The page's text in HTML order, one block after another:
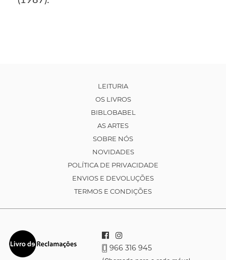
LEITURIA
OS LIVROS
BIBLOBABEL
AS ARTES
SOBRE NÓS
NOVIDADES
POLÍTICA DE PRIVACIDADE
ENVIOS E DEVOLUÇÕES
TERMOS E CONDIÇÕES
966 316 945